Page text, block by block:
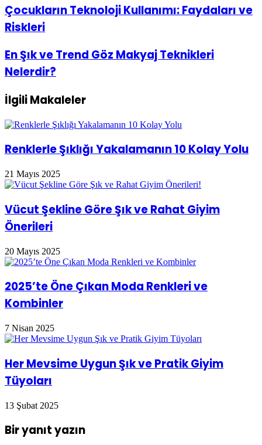
Çocukların
Teknoloji
Kullanımı:
ve
Riskleri
Çocukların Teknoloji Kullanımı: Faydaları ve
Riskleri
En
Şık
ve
Göz
Makyaj
Nelerdir?
En Şık ve Trend Göz Makyaj Teknikleri
Nelerdir?
İlgili Makaleler
Renklerle Şıklığı Yakalamanın 10 Kolay Yolu
21 Mayıs 2025
Vücut Şekline Göre Şık ve Rahat Giyim
Önerileri
20 Mayıs 2025
2025’te Öne Çıkan Moda Renkleri ve
Kombinler
7 Nisan 2025
Her Mevsime Uygun Şık ve Pratik Giyim
Tüyoları
13 Şubat 2025
Bir yanıt yazın